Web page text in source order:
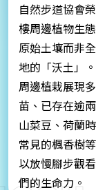
自然步道協會
樓周邊植物生
原始土壤而非
地的「沃土」。
周邊植栽展現
苗、已存在逾
山菜豆、荷蘭
常見的楓香樹
以放慢腳步觀
們的生命力。